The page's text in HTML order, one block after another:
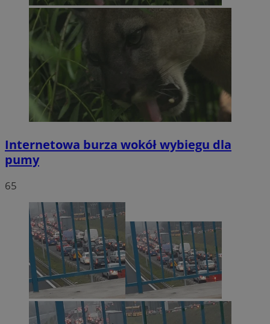
Internetowa burza wokół wybiegu dla
pumy
65